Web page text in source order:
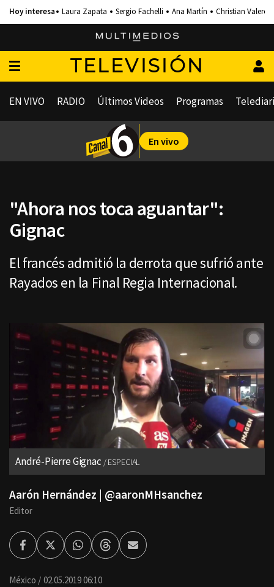
Laura Zapata Sergio Fachelli Ana Martín Christian Valero
TELEVISIÓN
EN VIVO RADIO Últimos Videos Programas
En vivo
"Ahora nos toca aguantar":
Gignac
El francés admitió la derrota que sufrió ante
Rayados en la Final Regia Internacional.
André-Pierre Gignac ESPECIAL
Aarón Hernández | @aaronMHsanchez
Editor
FacebookTwitterWhatsappThreadsEnviar
por
México 02.05.2019 06:10